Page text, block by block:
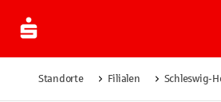
Standorte Filialen Schleswig-